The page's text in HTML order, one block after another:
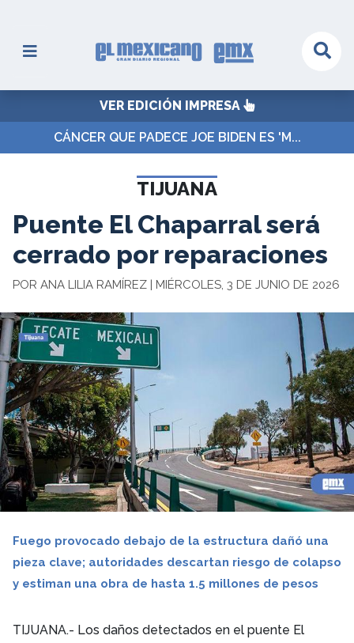
VER EDICIÓN IMPRESA
CÁNCER QUE PADECE JOE BIDEN ES 'M...
TIJUANA
Puente El Chaparral será
cerrado por reparaciones
POR ANA LILIA RAMÍREZ | MIÉRCOLES, 3 DE JUNIO DE 2026
Fuego provocado debajo de la estructura dañó una
pieza clave; autoridades descartan riesgo de colapso
y estiman una obra de hasta 1.5 millones de pesos
TIJUANA.- Los daños detectados en el puente El